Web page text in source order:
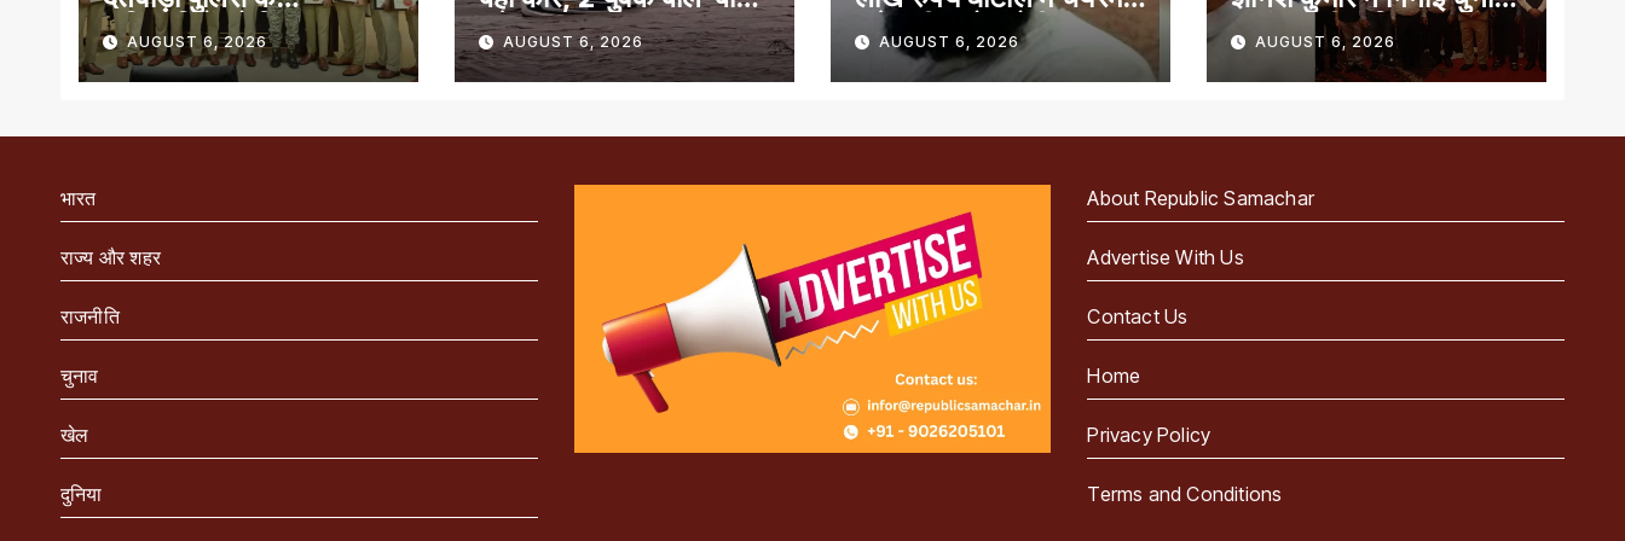
अधिकारियों को किया
सम्मानित
AUGUST 6, 2026
बचेAUGUST 6, 2026
समेत तीन लोग दोषी
AUGUST 6, 2026
प्रबंधन की खूबियां
AUGUST 6, 2026
भारत
राज्य और शहर
राजनीति
चुनाव
खेल
दुनिया
About Republic Samachar
Advertise With Us
Contact Us
Home
Privacy Policy
Terms and Conditions